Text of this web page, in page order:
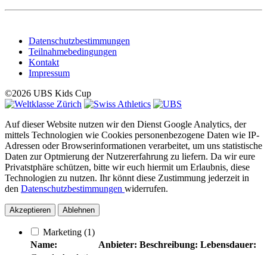
Datenschutzbestimmungen
Teilnahmebedingungen
Kontakt
Impressum
©2026 UBS Kids Cup
Auf dieser Website nutzen wir den Dienst Google Analytics, der
mittels Technologien wie Cookies personenbezogene Daten wie IP-
Adressen oder Browserinformationen verarbeitet, um uns statistische
Daten zur Optmierung der Nutzererfahrung zu liefern. Da wir eure
Privatstphäre schützen, bitte wir euch hiermit um Erlaubnis, diese
Technologien zu nutzen. Ihr könnt diese Zustimmung jederzeit in
den Datenschutzbestimmungen widerrufen.
Akzeptieren Ablehnen
Marketing (1)
Name:
Anbieter: Beschreibung: Lebensdauer: